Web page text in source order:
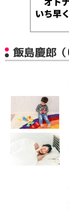
飯島慶郎（